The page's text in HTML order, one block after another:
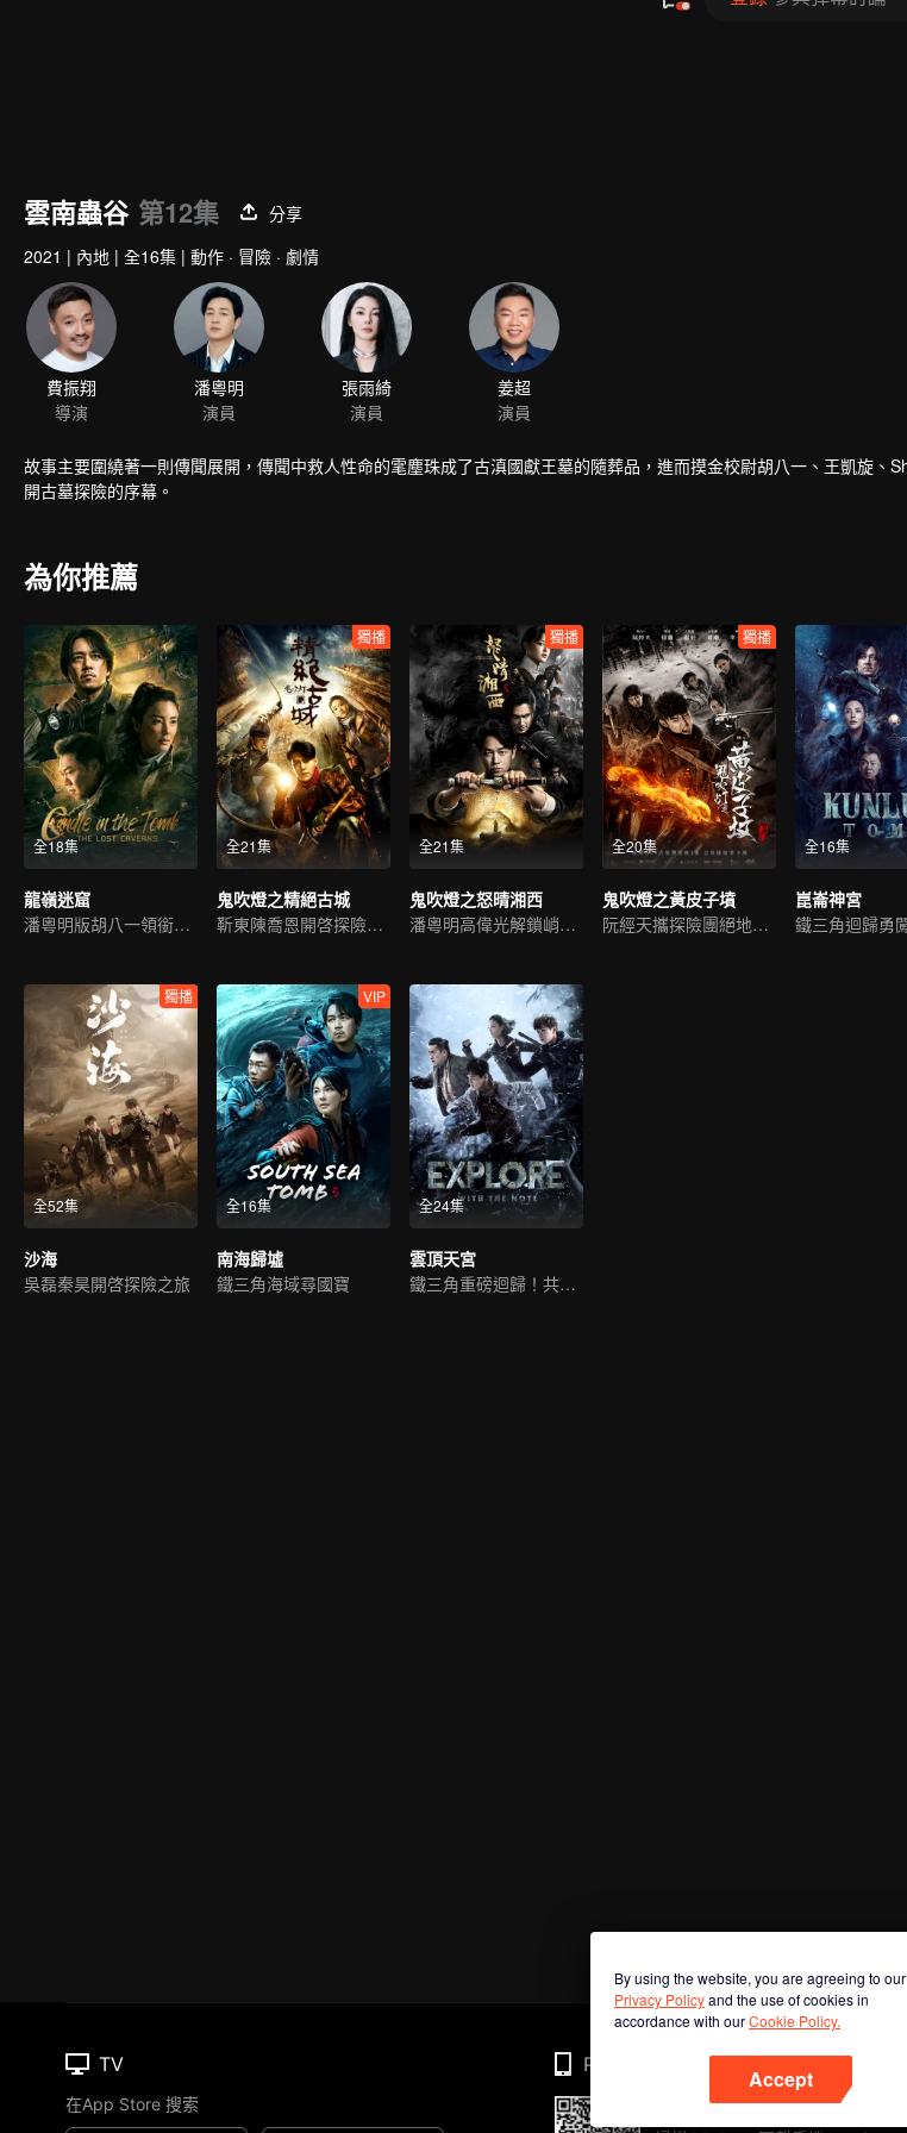
雲南蟲谷 第12集
分享
2021 | 內地 | 全16集 | 動作 · 冒險 · 劇情
費振翔
導演
潘粵明
演員
張雨綺
演員
姜超
演員
故事主要圍繞著一則傳聞展開，傳聞中救人性命的雮塵珠成了古滇國獻王墓的隨葬品，進而摸金校尉胡八一、王凱旋、
開古墓探險的序幕。
為你推薦
全18集
龍嶺迷窟
潘粵明版胡八一領銜新冒險
全21集
獨播
鬼吹燈之精絕古城
靳東陳喬恩開啓探險之旅
全21集
獨播
鬼吹燈之怒晴湘西
潘粵明高偉光解鎖峭壁懸棺
全20集
獨播
鬼吹燈之黃皮子墳
阮經天攜探險團絕地求生
全16集
崑崙神宮
鐵三角迴歸勇
全52集
獨播
沙海
吳磊秦昊開啓探險之旅
全16集
VIP
南海歸墟
鐵三角海域尋國寶
全24集
雲頂天宮
鐵三角重磅迴歸！共破迷霧
By using the website, you are agreeing to our
Privacy Policyand the use of cookies in
accordance with ourCookie Policy.
Accept
TV
在App Store 搜索
Phone